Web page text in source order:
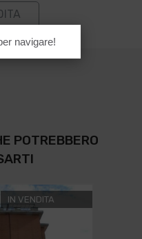
POTREBBERO
IN VENDITA
navigare!